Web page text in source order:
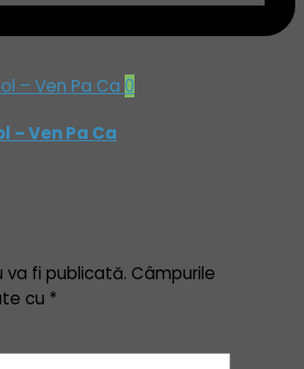
0
– Ven Pa Ca
va fi publicată. Câmpurile
cu *